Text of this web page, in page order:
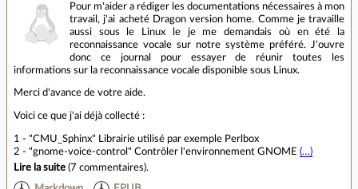
Pour m'aider a rédiger les documentations nécessaires à mon
travail, j'ai acheté Dragon version home. Comme je travaille
aussi sous le Linux le je me demandais où en été la
reconnaissance vocale sur notre système préféré. J'ouvre
donc ce journal pour essayer de réunir toutes les
informations sur la reconnaissance vocale disponible sous Linux.
Merci d'avance de votre aide.
Voici ce que j'ai déjà collecté :
1 - "CMU_Sphinx" Librairie utilisé par exemple Perlbox
2 - "gnome-voice-control" Contrôler l'environnement GNOME (…)
Lire la suite (7 commentaires).